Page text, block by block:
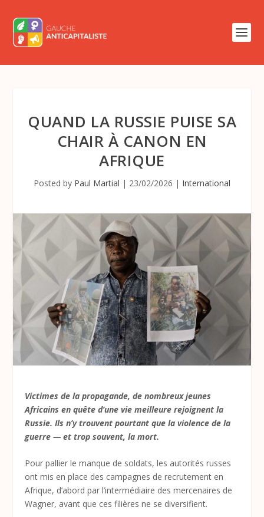
QUAND LA RUSSIE PUISE SA
CHAIR À CANON EN
AFRIQUE
Posted by Paul Martial | 23/02/2026 | International
Victimes de la propagande, de nombreux jeunes
Africains en quête d’une vie meilleure rejoignent la
Russie. Ils n’y trouvent pourtant que la violence de la
guerre — et trop souvent, la mort.
Pour pallier le manque de soldats, les autorités russes
ont mis en place des campagnes de recrutement en
Afrique, d’abord par l’intermédiaire des mercenaires de
Wagner, avant que ces filières ne se diversifient.